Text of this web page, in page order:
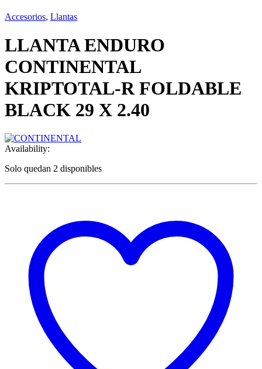
Accesorios, Llantas
LLANTA ENDURO
CONTINENTAL
KRIPTOTAL-R FOLDABLE
BLACK 29 X 2.40
Availability:
Solo quedan 2 disponibles